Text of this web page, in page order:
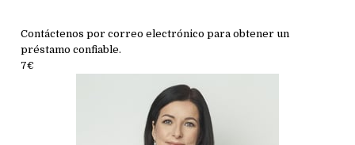
Contáctenos por correo electrónico para obtener un
préstamo confiable.
7€